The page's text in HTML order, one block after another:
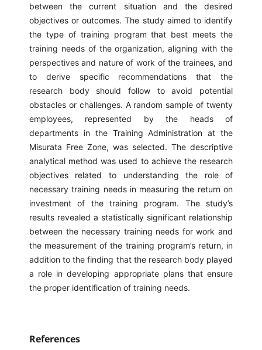
between the current situation and the desired
objectives or outcomes. The study aimed to identify
the type of training program that best meets the
training needs of the organization, aligning with the
perspectives and nature of work of the trainees, and
to derive specific recommendations that the
research body should follow to avoid potential
obstacles or challenges. A random sample of twenty
employees, represented by the heads of
departments in the Training Administration at the
Misurata Free Zone, was selected. The descriptive
analytical method was used to achieve the research
objectives related to understanding the role of
necessary training needs in measuring the return on
investment of the training program. The study’s
results revealed a statistically significant relationship
between the necessary training needs for work and
the measurement of the training program’s return, in
addition to the finding that the research body played
a role in developing appropriate plans that ensure
the proper identification of training needs.
References